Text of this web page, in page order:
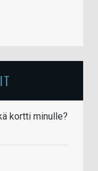
kortti minulle?